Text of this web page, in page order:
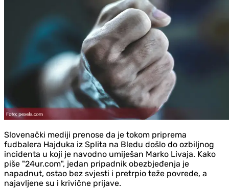
Slovenački mediji prenose da je tokom priprema
fudbalera Hajduka iz Splita na Bledu došlo do ozbiljnog
incidenta u koji je navodno umiješan Marko Livaja. Kako
piše "24ur.com", jedan pripadnik obezbjeđenja je
napadnut, ostao bez svjesti i pretrpio teže povrede, a
najavljene su i krivične prijave.